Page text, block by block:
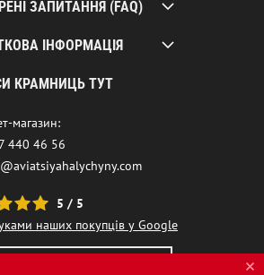
ЗАПИТАННЯ (FAQ)
ІНФОРМАЦІЯ
КРАМНИЦЬ ТУТ
магазин:
440 46 56
5 / 5
наших покупців у Google